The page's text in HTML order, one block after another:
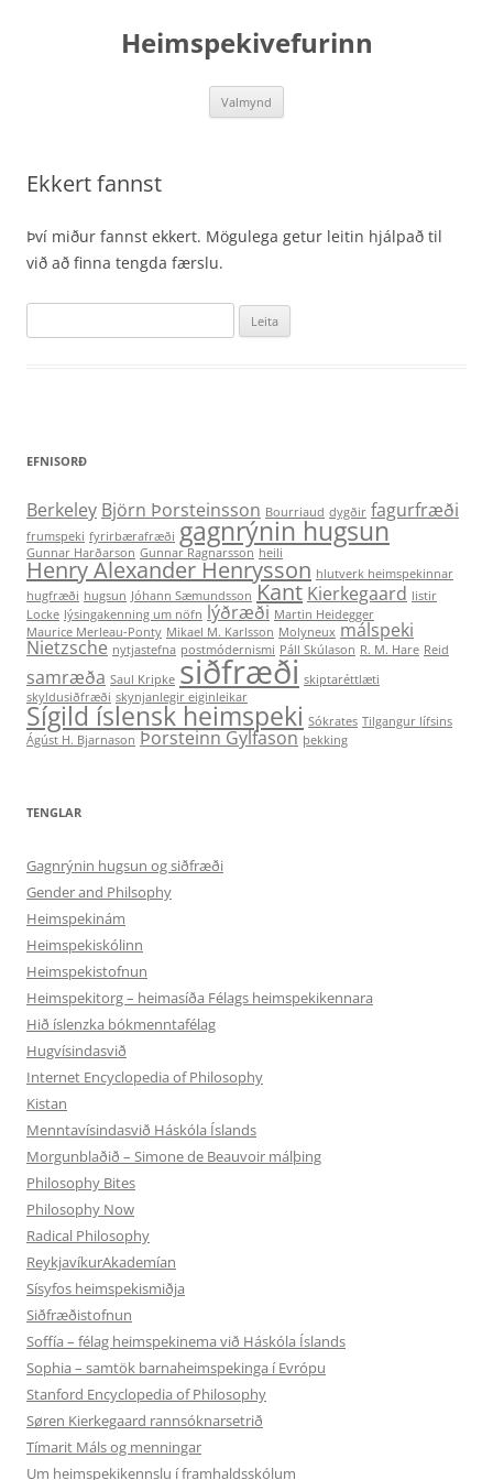
Heimspekivefurinn
Valmynd
Ekkert fannst
Því miður fannst ekkert. Mögulega getur leitin hjálpað til
við að finna tengda færslu.
að:
EFNISORÐ
Berkeley Björn Þorsteinsson Bourriaud dygðir fagurfræði
frumspeki fyrirbærafræði gagnrýnin hugsun
Gunnar Harðarson Gunnar Ragnarsson heili
Henry Alexander Henrysson hlutverk heimspekinnar
hugfræði hugsun Jóhann Sæmundsson Kant Kierkegaard listir
Locke lýsingakenning um nöfn lýðræði Martin Heidegger
Maurice Merleau-Ponty Mikael M. Karlsson Molyneux málspeki
Nietzsche nytjastefna postmódernismi Páll Skúlason R. M. Hare Reid
samræða Saul Kripke siðfræði skiptaréttlæti
skyldusiðfræði skynjanlegir eiginleikar
Sígild íslensk heimspeki Sókrates Tilgangur lífsins
Ágúst H. Bjarnason Þorsteinn Gylfason þekking
TENGLAR
Gagnrýnin hugsun og siðfræði
Gender and Philsophy
Heimspekinám
Heimspekiskólinn
Heimspekistofnun
Heimspekitorg – heimasíða Félags heimspekikennara
Hið íslenzka bókmenntafélag
Hugvísindasvið
Internet Encyclopedia of Philosophy
Kistan
Menntavísindasvið Háskóla Íslands
Morgunblaðið – Simone de Beauvoir málþing
Philosophy Bites
Philosophy Now
Radical Philosophy
ReykjavíkurAkademían
Sísyfos heimspekismiðja
Siðfræðistofnun
Soffía – félag heimspekinema við Háskóla Íslands
Sophia – samtök barnaheimspekinga í Evrópu
Stanford Encyclopedia of Philosophy
Søren Kierkegaard rannsóknarsetrið
Tímarit Máls og menningar
Um heimspekikennslu í framhaldsskólum